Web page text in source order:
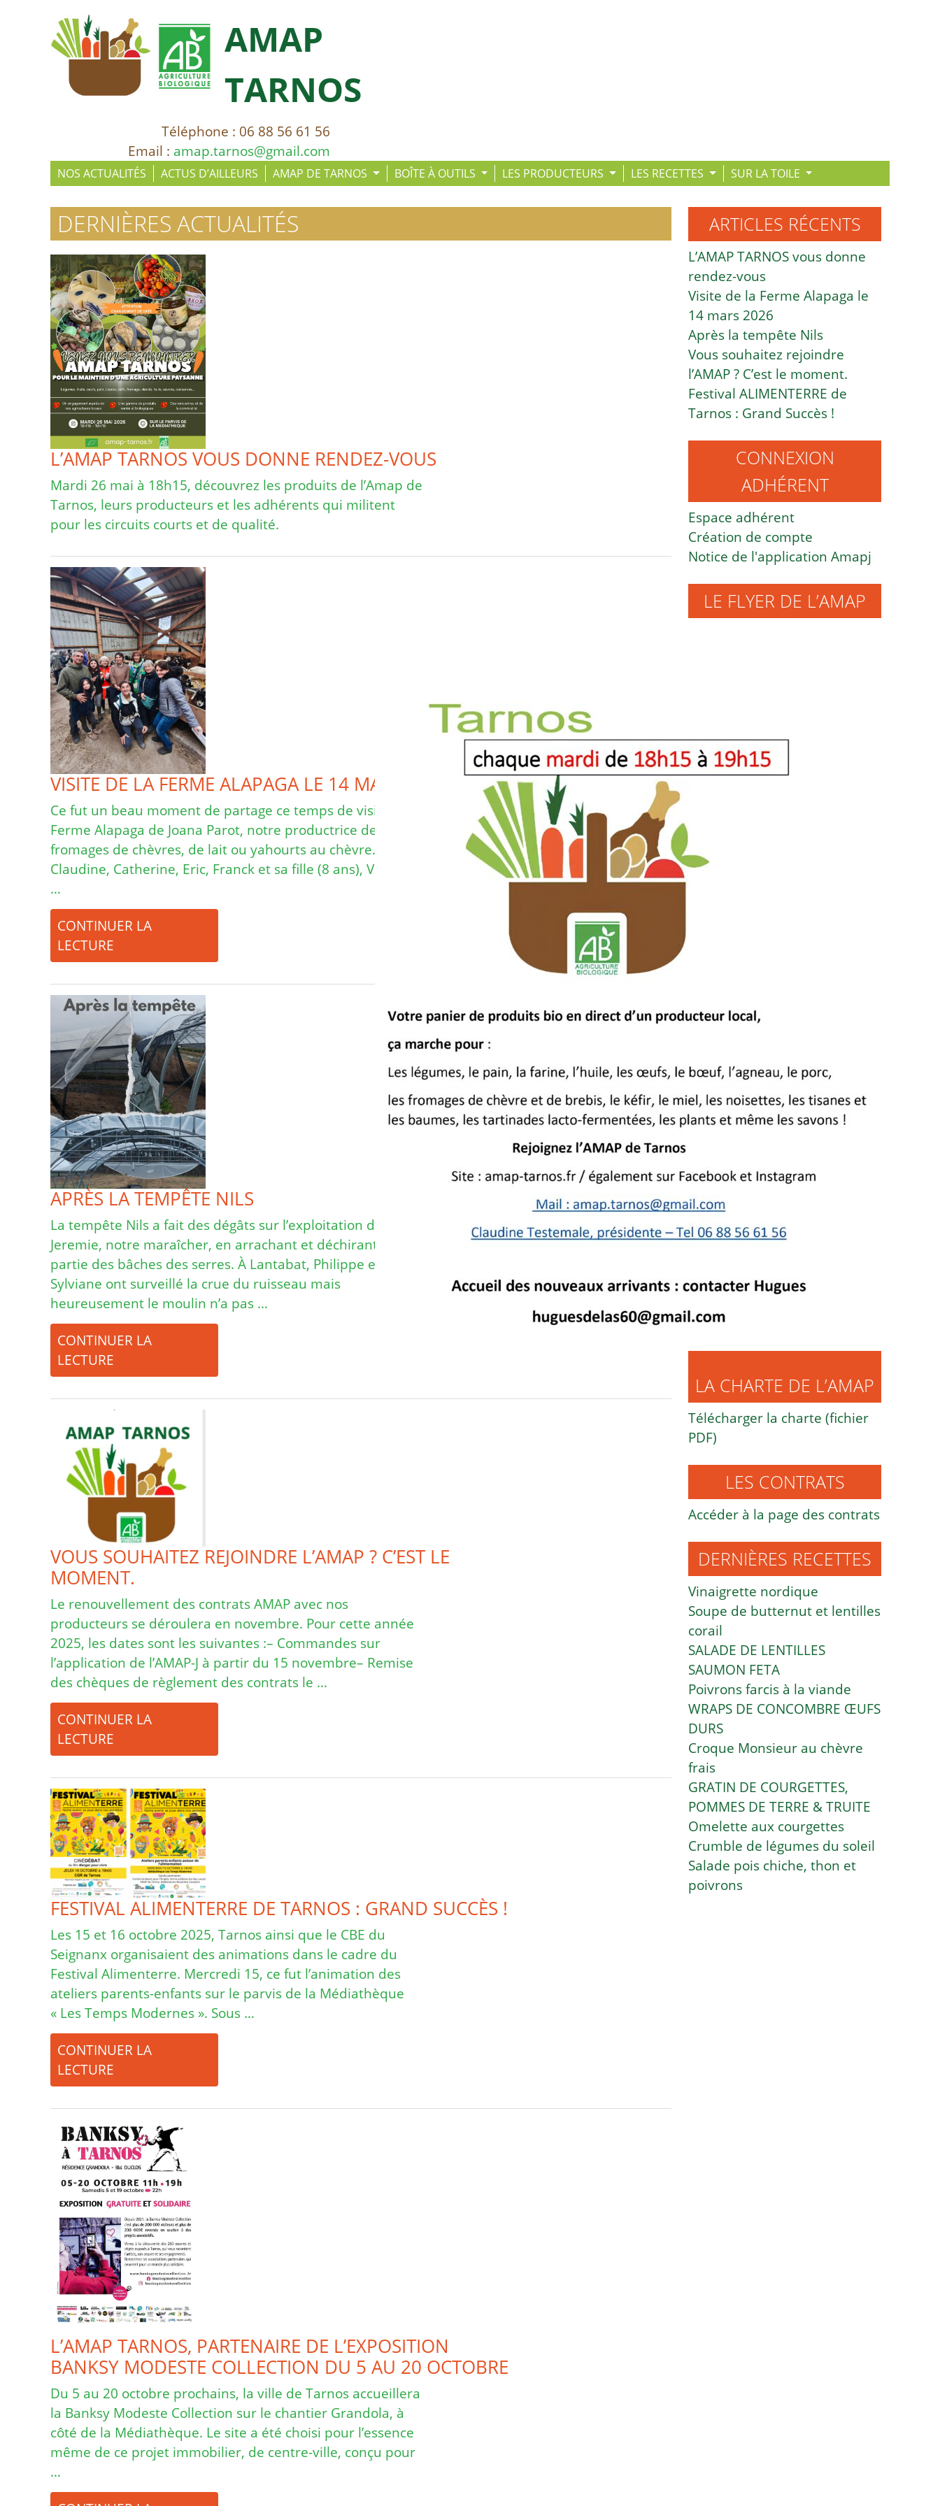
AMAP
TARNOS
Téléphone : 06 88 56 61 56
Email : amap.tarnos@gmail.com
NOS ACTUALITÉS ACTUS D’AILLEURS AMAP DE TARNOS BOÎTE À OUTILS LES PRODUCTEURS LES RECETTES SUR LA TOILE
DERNIÈRES ACTUALITÉS
L’AMAP TARNOS VOUS DONNE RENDEZ-VOUS
Mardi 26 mai à 18h15, découvrez les produits de l’Amap de
Tarnos, leurs producteurs et les adhérents qui militent
pour les circuits courts et de qualité.
VISITE DE LA FERME ALAPAGA LE 14 MARS 2026
Ce fut un beau moment de partage ce temps de visite à la
Ferme Alapaga de Joana Parot, notre productrice de
fromages de chèvres, de lait ou yahourts au chèvre.
Claudine, Catherine, Eric, Franck et sa fille (8 ans), Virginie,
…
CONTINUER LA
LECTURE
APRÈS LA TEMPÊTE NILS
La tempête Nils a fait des dégâts sur l’exploitation de
Jeremie, notre maraîcher, en arrachant et déchirant une
partie des bâches des serres. À Lantabat, Philippe et
Sylviane ont surveillé la crue du ruisseau mais
heureusement le moulin n’a pas …
CONTINUER LA
LECTURE
VOUS SOUHAITEZ REJOINDRE L’AMAP ? C’EST LE
MOMENT.
Le renouvellement des contrats AMAP avec nos
producteurs se déroulera en novembre. Pour cette année
2025, les dates sont les suivantes :– Commandes sur
l’application de l’AMAP-J à partir du 15 novembre– Remise
des chèques de règlement des contrats le …
CONTINUER LA
LECTURE
FESTIVAL ALIMENTERRE DE TARNOS : GRAND SUCCÈS !
Les 15 et 16 octobre 2025, Tarnos ainsi que le CBE du
Seignanx organisaient des animations dans le cadre du
Festival Alimenterre. Mercredi 15, ce fut l’animation des
ateliers parents-enfants sur le parvis de la Médiathèque
« Les Temps Modernes ». Sous …
CONTINUER LA
LECTURE
L’AMAP TARNOS, PARTENAIRE DE L’EXPOSITION
BANKSY MODESTE COLLECTION DU 5 AU 20 OCTOBRE
Du 5 au 20 octobre prochains, la ville de Tarnos accueillera
la Banksy Modeste Collection sur le chantier Grandola, à
côté de la Médiathèque. Le site a été choisi pour l’essence
même de ce projet immobilier, de centre-ville, conçu pour
…
ARTICLES RÉCENTS
L’AMAP TARNOS vous donne
rendez-vous
Visite de la Ferme Alapaga le
14 mars 2026
Après la tempête Nils
Vous souhaitez rejoindre
l’AMAP ? C’est le moment.
Festival ALIMENTERRE de
Tarnos : Grand Succès !
CONNEXION
ADHÉRENT
Espace adhérent
Création de compte
Notice de l'application Amapj
LE FLYER DE L’AMAP
LA CHARTE DE L’AMAP
Télécharger la charte (fichier
PDF)
LES CONTRATS
Accéder à la page des contrats
DERNIÈRES RECETTES
Vinaigrette nordique
Soupe de butternut et lentilles
corail
SALADE DE LENTILLES
SAUMON FETA
Poivrons farcis à la viande
WRAPS DE CONCOMBRE ŒUFS
DURS
Croque Monsieur au chèvre
frais
GRATIN DE COURGETTES,
POMMES DE TERRE & TRUITE
Omelette aux courgettes
Crumble de légumes du soleil
Salade pois chiche, thon et
poivrons